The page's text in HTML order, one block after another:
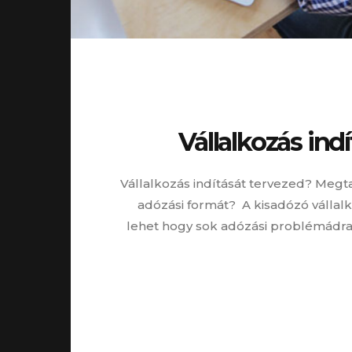
Vállalkozás
Vállalkozás indítását tervezed?
adózási formát? A kisadózó
lehet hogy sok adózási